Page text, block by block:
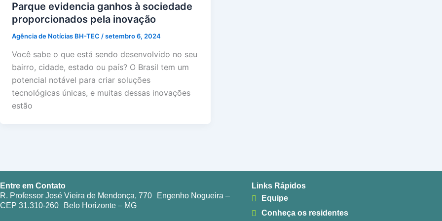
Parque evidencia ganhos à sociedade
proporcionados pela inovação
Agência de Notícias BH-TEC /setembro 6, 2024
Você sabe o que está sendo desenvolvido no seu
bairro, cidade, estado ou país? O Brasil tem um
potencial notável para criar soluções
tecnológicas únicas, e muitas dessas inovações
estão
Entre em Contato
R. Professor José Vieira de Mendonça, 770 Engenho Nogueira –
CEP 31.310-260 Belo Horizonte – MG
Links Rápidos
Equipe
Conheça os residentes